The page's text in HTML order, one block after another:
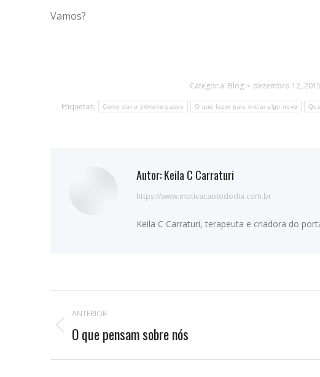
Vamos?
Categoria: Blog dezembro 12, 2015
Etiquetas:
Como dar o primeiro passo O que fazer para iniciar algo novo
Autor:Keila C Carraturi
https://www.motivacaotododia.com.br
Keila C Carraturi, terapeuta e criadora do
Navegação
de
postagens
ANTERIOR
Publicação
O que pensam sobre nós